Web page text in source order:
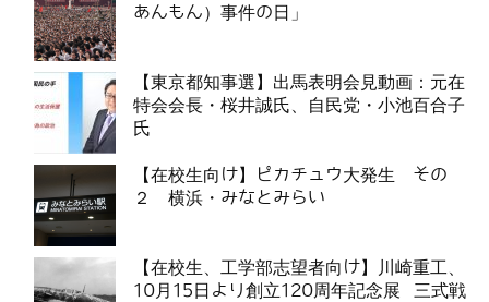
あんもん）事件の日」
【東京都知事選】出馬表明会見動画：元在
特会会長・桜井誠氏、自民党・小池百合子
氏
【在校生向け】ピカチュウ大発生 その
２ 横浜・みなとみらい
【在校生、工学部志望者向け】川崎重工、
10月15日より創立120周年記念展 三式戦